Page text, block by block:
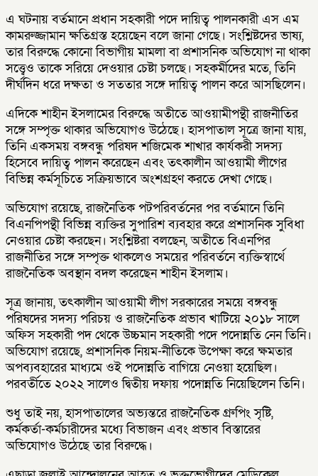
এ ঘটনায় বর্তমানে প্রধান সহকারী পদে দায়িত্ব পালনকারী এস এম
কামরুজ্জামান ক্ষতিগ্রস্ত হয়েছেন বলে জানা গেছে। সংশ্লিষ্টদের ভাষ্য,
তার বিরুদ্ধে কোনো বিভাগীয় মামলা বা প্রশাসনিক অভিযোগ না থাকা
সত্ত্বেও তাকে সরিয়ে দেওয়ার চেষ্টা চলছে। সহকর্মীদের মতে, তিনি
দীর্ঘদিন ধরে দক্ষতা ও সততার সঙ্গে দায়িত্ব পালন করে আসছিলেন।
এদিকে শাহীন ইসলামের বিরুদ্ধে অতীতে আওয়ামীপন্থী রাজনীতির
সঙ্গে সম্পৃক্ত থাকার অভিযোগও উঠেছে। হাসপাতাল সূত্রে জানা যায়,
তিনি একসময় বঙ্গবন্ধু পরিষদ শজিমেক শাখার কার্যকরী সদস্য
হিসেবে দায়িত্ব পালন করেছেন এবং তৎকালীন আওয়ামী লীগের
বিভিন্ন কর্মসূচিতে সক্রিয়ভাবে অংশগ্রহণ করতে দেখা গেছে।
অভিযোগ রয়েছে, রাজনৈতিক পটপরিবর্তনের পর বর্তমানে তিনি
বিএনপিপন্থী বিভিন্ন ব্যক্তির সুপারিশ ব্যবহার করে প্রশাসনিক সুবিধা
নেওয়ার চেষ্টা করছেন। সংশ্লিষ্টরা বলছেন, অতীতে বিএনপির
রাজনীতির সঙ্গে সম্পৃক্ত থাকলেও সময়ের পরিবর্তনে ব্যক্তিস্বার্থে
রাজনৈতিক অবস্থান বদল করেছেন শাহীন ইসলাম।
সূত্র জানায়, তৎকালীন আওয়ামী লীগ সরকারের সময়ে বঙ্গবন্ধু
পরিষদের সদস্য পরিচয় ও রাজনৈতিক প্রভাব খাটিয়ে ২০১৮ সালে
অফিস সহকারী পদ থেকে উচ্চমান সহকারী পদে পদোন্নতি নেন তিনি।
অভিযোগ রয়েছে, প্রশাসনিক নিয়ম-নীতিকে উপেক্ষা করে ক্ষমতার
অপব্যবহারের মাধ্যমে ওই পদোন্নতি বাগিয়ে নেওয়া হয়েছিল।
পরবর্তীতে ২০২২ সালেও দ্বিতীয় দফায় পদোন্নতি নিয়েছিলেন তিনি।
শুধু তাই নয়, হাসপাতালের অভ্যন্তরে রাজনৈতিক গ্রুপিং সৃষ্টি,
কর্মকর্তা-কর্মচারীদের মধ্যে বিভাজন এবং প্রভাব বিস্তারের
অভিযোগও উঠেছে তার বিরুদ্ধে।